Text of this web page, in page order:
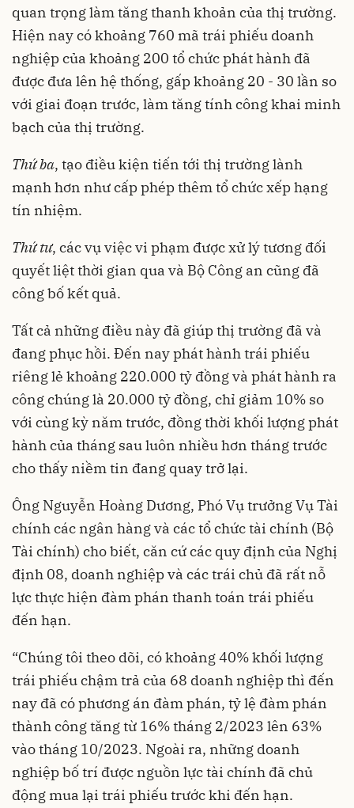
quan trọng làm tăng thanh khoản của thị trường.
Hiện nay có khoảng 760 mã trái phiếu doanh
nghiệp của khoảng 200 tổ chức phát hành đã
được đưa lên hệ thống, gấp khoảng 20 - 30 lần so
với giai đoạn trước, làm tăng tính công khai minh
bạch của thị trường.
Thứ ba, tạo điều kiện tiến tới thị trường lành
mạnh hơn như cấp phép thêm tổ chức xếp hạng
tín nhiệm.
Thứ tư, các vụ việc vi phạm được xử lý tương đối
quyết liệt thời gian qua và Bộ Công an cũng đã
công bố kết quả.
Tất cả những điều này đã giúp thị trường đã và
đang phục hồi. Đến nay phát hành trái phiếu
riêng lẻ khoảng 220.000 tỷ đồng và phát hành ra
công chúng là 20.000 tỷ đồng, chỉ giảm 10% so
với cùng kỳ năm trước, đồng thời khối lượng phát
hành của tháng sau luôn nhiều hơn tháng trước
cho thấy niềm tin đang quay trở lại.
Ông Nguyễn Hoàng Dương, Phó Vụ trưởng Vụ Tài
chính các ngân hàng và các tổ chức tài chính (Bộ
Tài chính) cho biết, căn cứ các quy định của Nghị
định 08, doanh nghiệp và các trái chủ đã rất nỗ
lực thực hiện đàm phán thanh toán trái phiếu
đến hạn.
“Chúng tôi theo dõi, có khoảng 40% khối lượng
trái phiếu chậm trả của 68 doanh nghiệp thì đến
nay đã có phương án đàm phán, tỷ lệ đàm phán
thành công tăng từ 16% tháng 2/2023 lên 63%
vào tháng 10/2023. Ngoài ra, những doanh
nghiệp bố trí được nguồn lực tài chính đã chủ
động mua lại trái phiếu trước khi đến hạn.